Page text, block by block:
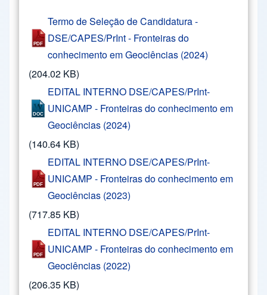
Termo de Seleção de Candidatura -
DSE/CAPES/PrInt - Fronteiras do
conhecimento em Geociências (2024)
(204.02 KB)
EDITAL INTERNO DSE/CAPES/PrInt-
UNICAMP - Fronteiras do conhecimento em
Geociências (2024)
(140.64 KB)
EDITAL INTERNO DSE/CAPES/PrInt-
UNICAMP - Fronteiras do conhecimento em
Geociências (2023)
(717.85 KB)
EDITAL INTERNO DSE/CAPES/PrInt-
UNICAMP - Fronteiras do conhecimento em
Geociências (2022)
(206.35 KB)